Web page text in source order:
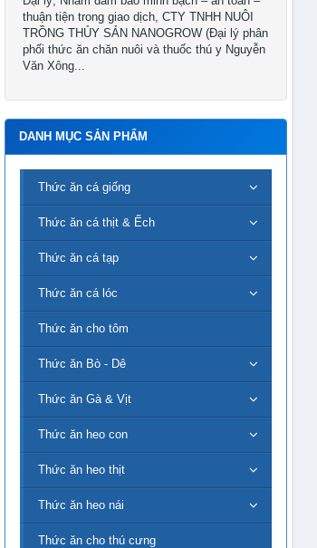
Thức ăn nổi NanoGrow Feed
43%...
Thức ăn nổi NanoGrow Feed
43%...
thuận tiện trong giao dịch, CTY TNHH NUÔI
TRỒNG THỦY SẢN NANOGROW (Đại lý phân
phối thức ăn chăn nuôi và thuốc thú y Nguyễn
Văn Xông...
DANH MỤC SẢN PHẨM
Thức ăn cá giống
Thức ăn cá thịt & Ếch
Thức ăn cá tạp
Thức ăn cá lóc
Thức ăn cho tôm
Thức ăn Bò - Dê
Thức ăn Gà & Vịt
Thức ăn heo con
Thức ăn heo thịt
Thức ăn heo nái
Thức ăn cho thú cưng